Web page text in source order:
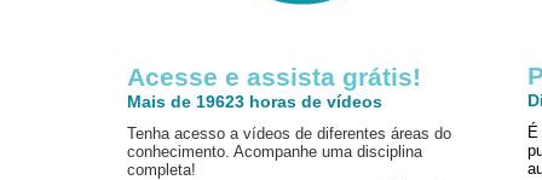
Acesse e assista grátis!
Mais de 19623 horas de vídeos
Tenha acesso a vídeos de diferentes áreas do
conhecimento. Acompanhe uma disciplina
completa!